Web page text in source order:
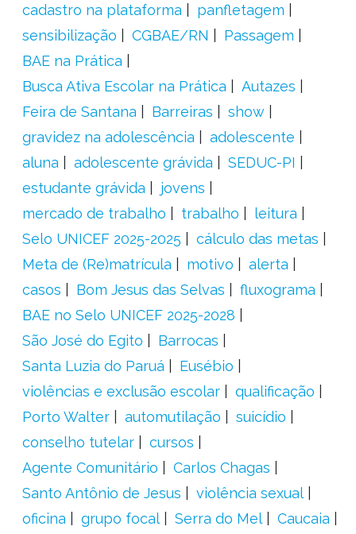
cadastro na plataforma
panfletagem
sensibilização
CGBAE/RN
Passagem
BAE na Prática
Busca Ativa Escolar na Prática
Autazes
Feira de Santana
Barreiras
show
gravidez na adolescência
adolescente
aluna
adolescente grávida
SEDUC-PI
estudante grávida
jovens
mercado de trabalho
trabalho
leitura
Selo UNICEF 2025-2025
cálculo das metas
Meta de (Re)matrícula
motivo
alerta
casos
Bom Jesus das Selvas
fluxograma
BAE no Selo UNICEF 2025-2028
São José do Egito
Barrocas
Santa Luzia do Paruá
Eusébio
violências e exclusão escolar
qualificação
Porto Walter
automutilação
suicídio
conselho tutelar
cursos
Agente Comunitário
Carlos Chagas
Santo Antônio de Jesus
violência sexual
oficina
grupo focal Serra do Mel
Caucaia